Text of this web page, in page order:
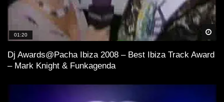
01:20
Dj Awards@Pacha Ibiza 2008 – Best Ibiza Track Award
– Mark Knight & Funkagenda